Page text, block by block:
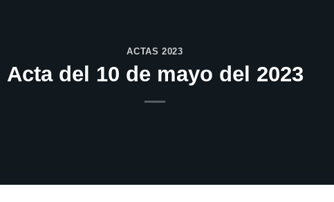
ACTAS 2023
Acta del 10 de mayo del 2023